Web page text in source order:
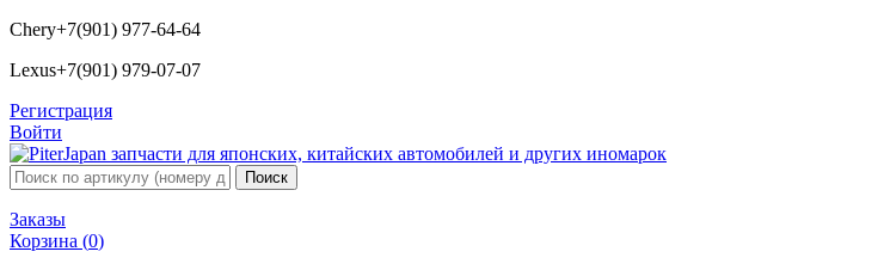
Chery+7(901) 977-64-64
Lexus+7(901) 979-07-07
Регистрация
Войти
Заказы
Корзина (0)